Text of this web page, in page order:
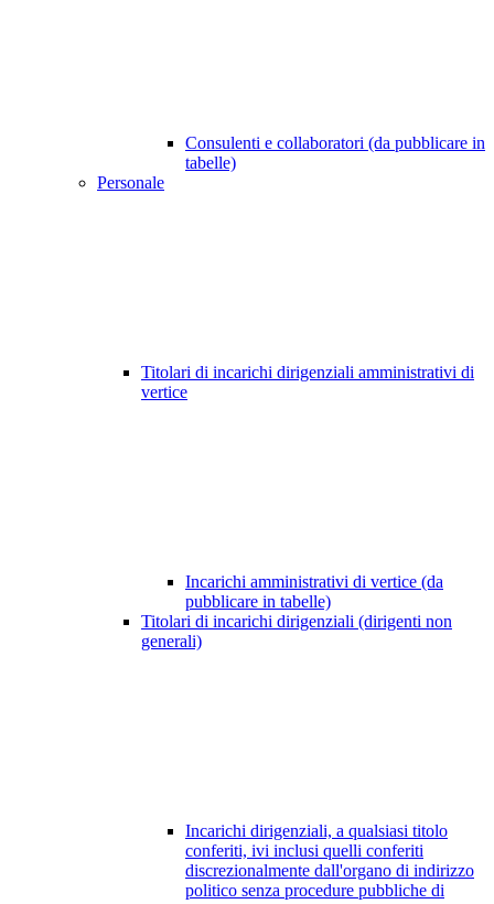
Consulenti e collaboratori (da pubblicare in
tabelle)
Personale
Titolari di incarichi dirigenziali amministrativi di
vertice
Incarichi amministrativi di vertice (da
pubblicare in tabelle)
Titolari di incarichi dirigenziali (dirigenti non
generali)
Incarichi dirigenziali, a qualsiasi titolo
conferiti, ivi inclusi quelli conferiti
discrezionalmente dall'organo di indirizzo
politico senza procedure pubbliche di